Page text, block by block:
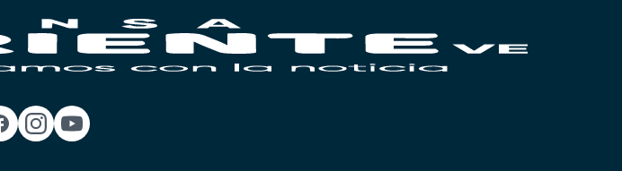
Facebook
Instagram
YouTube